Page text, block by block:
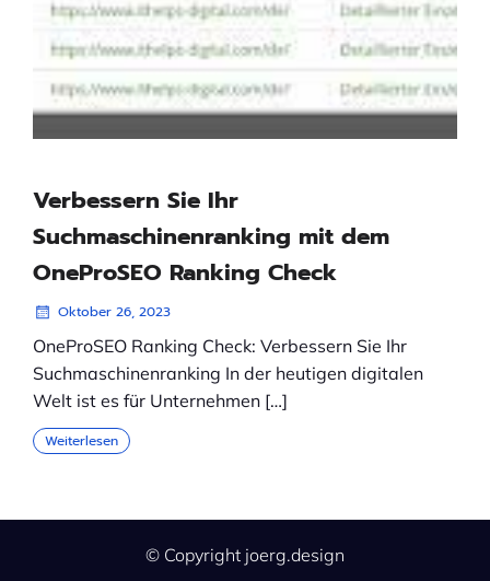
Verbessern Sie Ihr
Suchmaschinenranking mit dem
OneProSEO Ranking Check
Oktober 26, 2023
OneProSEO Ranking Check: Verbessern Sie Ihr
Suchmaschinenranking In der heutigen digitalen
Welt ist es für Unternehmen […]
Weiterlesen
© Copyright joerg.design